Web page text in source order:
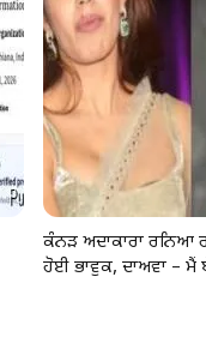
ਕੰਨੜ ਅਦਾਕਾਰਾ ਰਨਿਆ
ਹੋਈ ਭਾਵੁਕ, ਦਾਅਵਾ – ਮੈਂ